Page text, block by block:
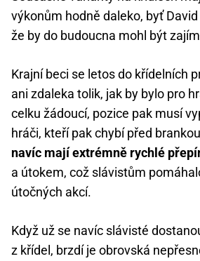
výkonům hodně daleko, byť
že by do budoucna mohl být
Krajní beci se letos do křídelních
ani zdaleka tolik, jak by bylo pro
celku žádoucí, pozice pak musí
hráči, kteří pak chybí před
navíc mají extrémně rychlé
a útokem, což slávistům
útočných akcí.
Když už se navíc slávisté
z křídel, brzdí je obrovská